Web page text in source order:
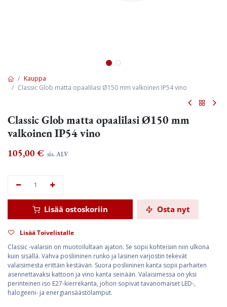
Kauppa
Classic Glob matta opaalilasi Ø150 mm valkoinen IP54 vino
Classic Glob matta opaalilasi Ø150 mm
valkoinen IP54 vino
105,00 € sis. ALV
Lisää ostoskoriin Osta nyt
Lisää Toivelistalle
Classic -valaisin on muotoilultaan ajaton. Se sopii kohteisiin niin ulkona
kuin sisällä. Vahva posliininen runko ja lasinen varjostin tekevät
valaisimesta erittäin kestävän. Suora posliininen kanta sopii parhaiten
asennettavaksi kattoon ja vino kanta seinään. Valaisimessa on yksi
perinteinen iso E27-kierrekanta, johon sopivat tavanomaiset LED-,
halogeeni- ja energiansäästölamput.